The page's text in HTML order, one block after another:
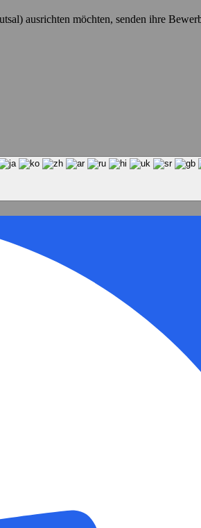
ausrichten möchten, senden ihre